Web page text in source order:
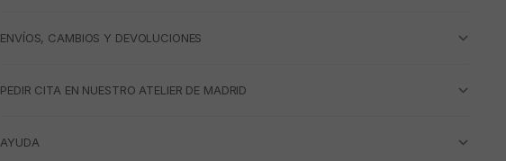
ENVÍOS, CAMBIOS Y DEVOLUCIONES
PEDIR CITA EN NUESTRO ATELIER DE MADRID
AYUDA